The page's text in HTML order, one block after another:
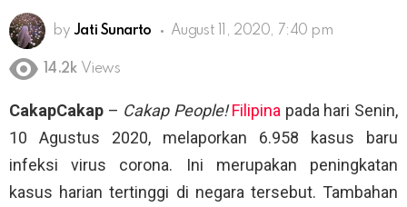
by Jati Sunarto August 11, 2020, 7:40 pm
14.2k Views
CakapCakap – Cakap People! Filipina pada hari Senin,
10 Agustus 2020, melaporkan 6.958 kasus baru
infeksi virus corona. Ini merupakan peningkatan
kasus harian tertinggi di negara tersebut. Tambahan